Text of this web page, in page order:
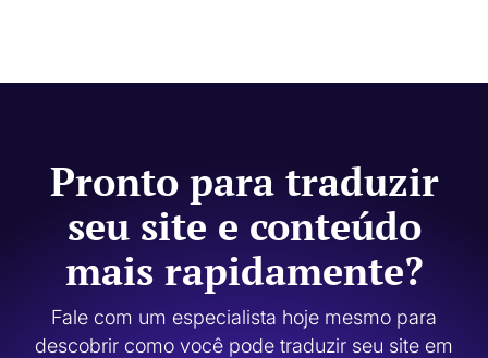
Pronto para traduzir
seu site e conteúdo
mais rapidamente?
Fale com um especialista hoje mesmo para
descobrir como você pode traduzir seu site em